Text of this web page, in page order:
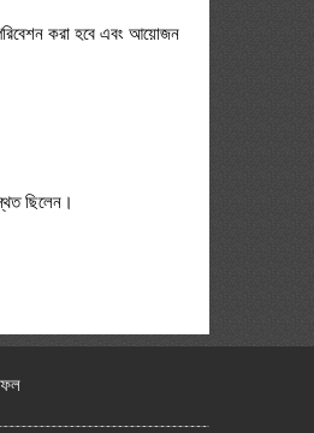
করা হবে এবং আয়োজন
ছিলেন।